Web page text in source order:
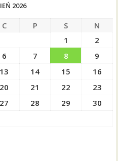
2026
C P S
N
1
2
6 7 8
9
13 14 15
16
20 21 22
23
27 28 29
30